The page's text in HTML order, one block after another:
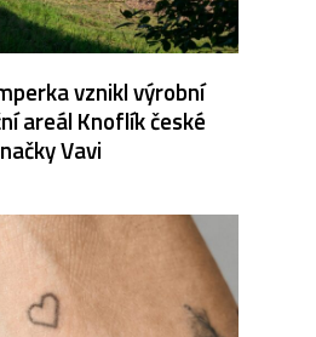
vznikl výrobní
areál Knoflík české
Vavi